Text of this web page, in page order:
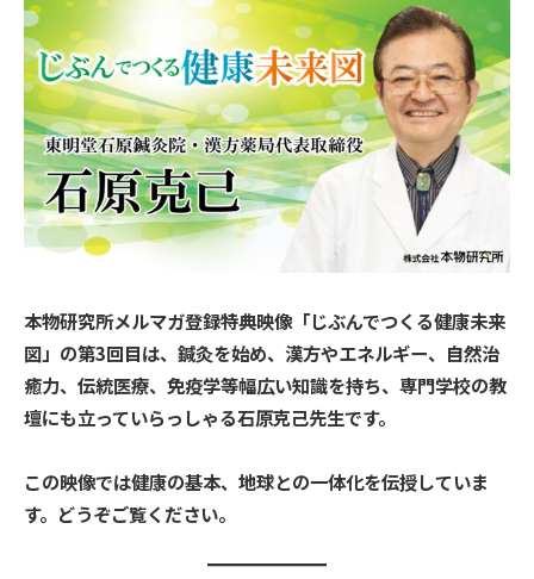
本物研究所メルマガ登録特典映像「じぶんでつくる健康未来
図」の第3回目は、鍼灸を始め、漢方やエネルギー、自然治
癒力、伝統医療、免疫学等幅広い知識を持ち、専門学校の教
壇にも立っていらっしゃる石原克己先生です。
この映像では健康の基本、地球との一体化を伝授していま
す。どうぞご覧ください。